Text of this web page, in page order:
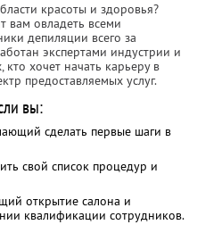
красоты и здоровья?
вам овладеть всеми
депиляции всего за
экспертами индустрии и
хочет начать карьеру в
предоставляемых услуг.
вы:
сделать первые шаги в
свой список процедур и
открытие салона и
квалификации сотрудников.